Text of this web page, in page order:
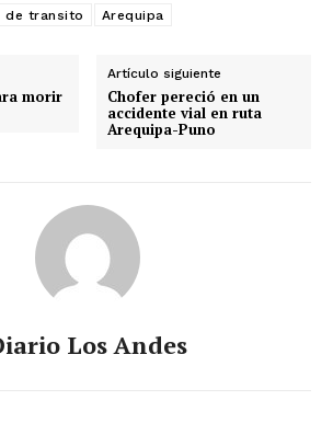
de transito Arequipa
morir
Artículo siguiente
Chofer pereció en un
accidente vial en ruta
Arequipa-Puno
Los Andes